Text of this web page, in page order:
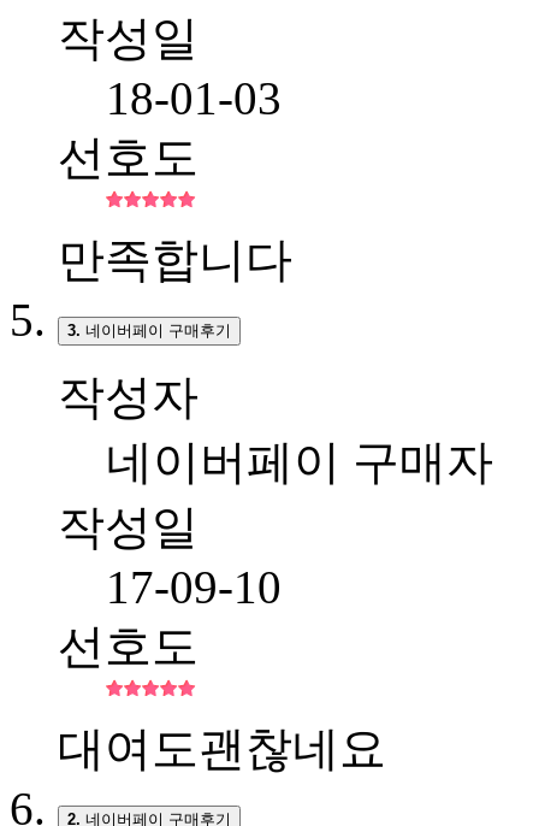
작성일
18-01-03
선호도
만족합니다
3. 네이버페이 구매후기
작성자
네이버페이 구매자
작성일
17-09-10
선호도
대여도괜찮네요
2. 네이버페이 구매후기